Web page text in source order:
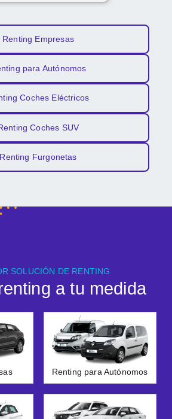
Renting Empresas
para Autónomos
Coches Eléctricos
Coches SUV
Renting Furgonetas
SOLUCIÓN DE RENTING
a tu medida
Renting para Autónomos